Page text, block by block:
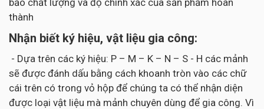
bảo chất lượng và độ chính xác của sản phẩm hoàn
thành
Nhận biết ký hiệu, vật liệu gia công:
- Dựa trên các ký hiệu: P – M – K – N – S - H các mảnh
sẽ được đánh dấu bằng cách khoanh tròn vào các chữ
cái trên có trong vỏ hộp để chúng ta có thể nhận diện
được loại vật liệu mà mảnh chuyên dùng để gia công. Vì